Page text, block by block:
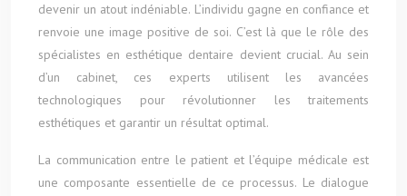
devenir un atout indéniable. L’individu gagne en confiance et
renvoie une image positive de soi. C’est là que le rôle des
spécialistes en esthétique dentaire devient crucial. Au sein
d’un cabinet, ces experts utilisent les avancées
technologiques pour révolutionner les traitements
esthétiques et garantir un résultat optimal.
La communication entre le patient et l’équipe médicale est
une composante essentielle de ce processus. Le dialogue